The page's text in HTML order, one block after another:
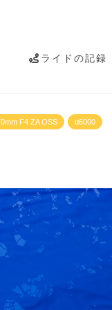
ライドの記録
F4 ZA OSS α6000